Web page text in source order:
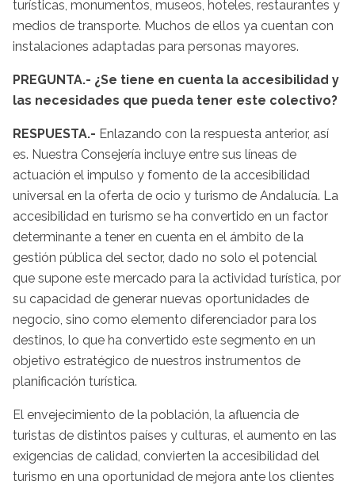
turísticas, monumentos, museos, hoteles, restaurantes y
medios de transporte. Muchos de ellos ya cuentan con
instalaciones adaptadas para personas mayores.
PREGUNTA.- ¿Se tiene en cuenta la accesibilidad y
las necesidades que pueda tener este colectivo?
RESPUESTA.- Enlazando con la respuesta anterior, así
es. Nuestra Consejería incluye entre sus líneas de
actuación el impulso y fomento de la accesibilidad
universal en la oferta de ocio y turismo de Andalucía. La
accesibilidad en turismo se ha convertido en un factor
determinante a tener en cuenta en el ámbito de la
gestión pública del sector, dado no solo el potencial
que supone este mercado para la actividad turística, por
su capacidad de generar nuevas oportunidades de
negocio, sino como elemento diferenciador para los
destinos, lo que ha convertido este segmento en un
objetivo estratégico de nuestros instrumentos de
planificación turística.
El envejecimiento de la población, la afluencia de
turistas de distintos países y culturas, el aumento en las
exigencias de calidad, convierten la accesibilidad del
turismo en una oportunidad de mejora ante los clientes